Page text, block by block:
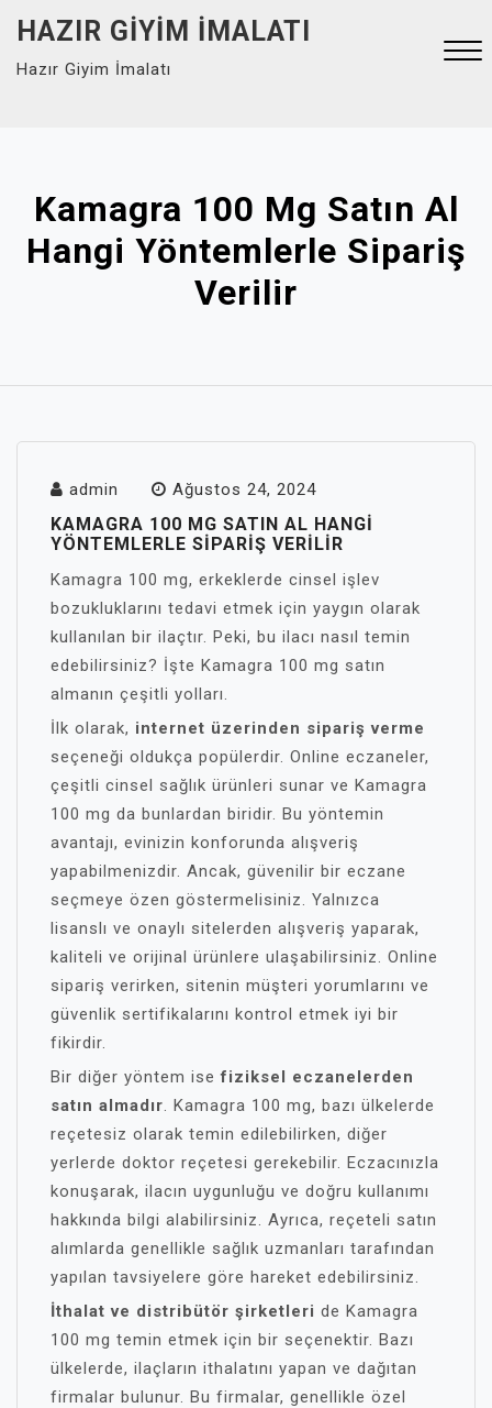
content
HAZIR GIYIM İMALATI
Hazır Giyim İmalatı
Kamagra 100 Mg Satın Al
Hangi Yöntemlerle Sipariş
Verilir
admin Ağustos 24, 2024
KAMAGRA 100 MG SATIN AL HANGI
YÖNTEMLERLE SIPARIŞ VERILIR
Kamagra 100 mg, erkeklerde cinsel işlev
bozukluklarını tedavi etmek için yaygın olarak
kullanılan bir ilaçtır. Peki, bu ilacı nasıl temin
edebilirsiniz? İşte Kamagra 100 mg satın
almanın çeşitli yolları.
İlk olarak, internet üzerinden sipariş verme
seçeneği oldukça popülerdir. Online eczaneler,
çeşitli cinsel sağlık ürünleri sunar ve Kamagra
100 mg da bunlardan biridir. Bu yöntemin
avantajı, evinizin konforunda alışveriş
yapabilmenizdir. Ancak, güvenilir bir eczane
seçmeye özen göstermelisiniz. Yalnızca
lisanslı ve onaylı sitelerden alışveriş yaparak,
kaliteli ve orijinal ürünlere ulaşabilirsiniz. Online
sipariş verirken, sitenin müşteri yorumlarını ve
güvenlik sertifikalarını kontrol etmek iyi bir
fikirdir.
Bir diğer yöntem isefiziksel eczanelerden
satın almadır. Kamagra 100 mg, bazı ülkelerde
reçetesiz olarak temin edilebilirken, diğer
yerlerde doktor reçetesi gerekebilir. Eczacınızla
konuşarak, ilacın uygunluğu ve doğru kullanımı
hakkında bilgi alabilirsiniz. Ayrıca, reçeteli satın
alımlarda genellikle sağlık uzmanları tarafından
yapılan tavsiyelere göre hareket edebilirsiniz.
İthalat ve distribütör şirketleri de Kamagra
100 mg temin etmek için bir seçenektir. Bazı
ülkelerde, ilaçların ithalatını yapan ve dağıtan
firmalar bulunur. Bu firmalar, genellikle özel